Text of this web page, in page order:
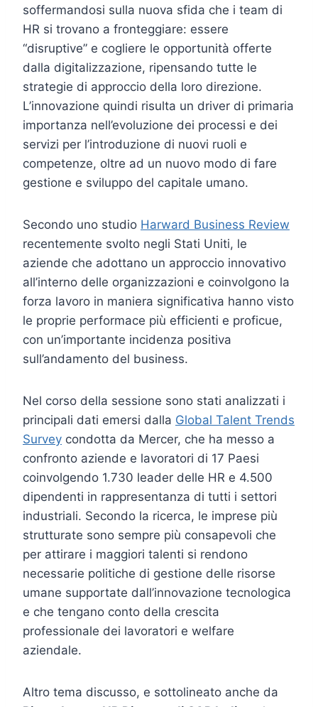
soffermandosi sulla nuova sfida che i team di
HR si trovano a fronteggiare: essere
“disruptive” e cogliere le opportunità offerte
dalla digitalizzazione, ripensando tutte le
strategie di approccio della loro direzione.
L’innovazione quindi risulta un driver di primaria
importanza nell’evoluzione dei processi e dei
servizi per l’introduzione di nuovi ruoli e
competenze, oltre ad un nuovo modo di fare
gestione e sviluppo del capitale umano.
Secondo uno studio Harward Business Review
recentemente svolto negli Stati Uniti, le
aziende che adottano un approccio innovativo
all’interno delle organizzazioni e coinvolgono la
forza lavoro in maniera significativa hanno visto
le proprie performace più efficienti e proficue,
con un’importante incidenza positiva
sull’andamento del business.
Nel corso della sessione sono stati analizzati i
principali dati emersi dalla Global Talent Trends
Survey condotta da Mercer, che ha messo a
confronto aziende e lavoratori di 17 Paesi
coinvolgendo 1.730 leader delle HR e 4.500
dipendenti in rappresentanza di tutti i settori
industriali. Secondo la ricerca, le imprese più
strutturate sono sempre più consapevoli che
per attirare i maggiori talenti si rendono
necessarie politiche di gestione delle risorse
umane supportate dall’innovazione tecnologica
e che tengano conto della crescita
professionale dei lavoratori e welfare
aziendale.
Altro tema discusso, e sottolineato anche da